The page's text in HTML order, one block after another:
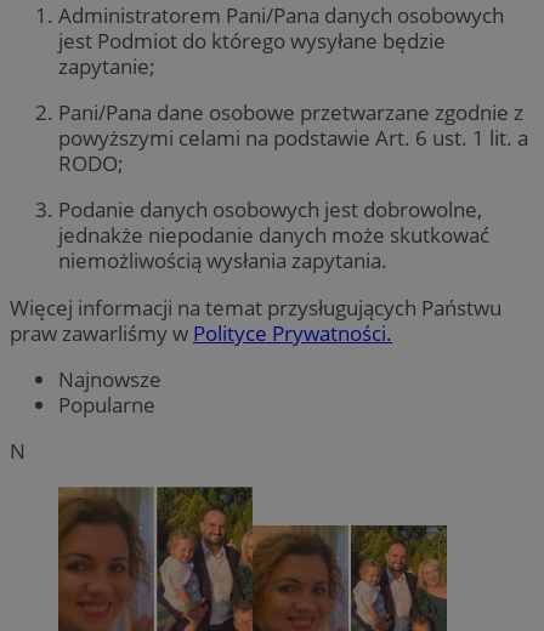
Administratorem Pani/Pana danych osobowych
jest Podmiot do którego wysyłane będzie
zapytanie;
Pani/Pana dane osobowe przetwarzane zgodnie z
powyższymi celami na podstawie Art. 6 ust. 1 lit. a
RODO;
Podanie danych osobowych jest dobrowolne,
jednakże niepodanie danych może skutkować
niemożliwością wysłania zapytania.
Więcej informacji na temat przysługujących Państwu
praw zawarliśmy w Polityce Prywatności.
Najnowsze
Popularne
N